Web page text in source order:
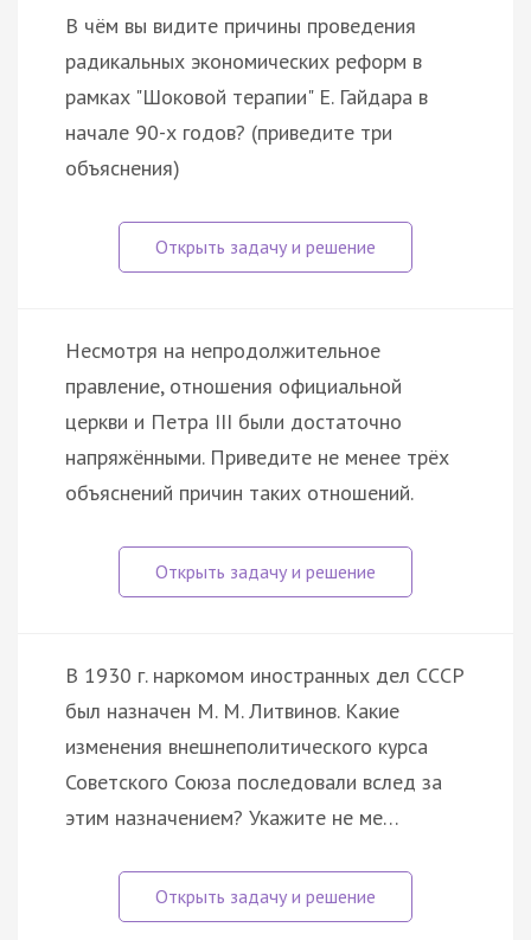
В чём вы видите причины проведения
радикальных экономических реформ в
рамках "Шоковой терапии" Е. Гайдара в
начале 90-х годов? (приведите три
объяснения)
Несмотря на непродолжительное
правление, отношения официальной
церкви и Петра III были достаточно
напряжёнными. Приведите не менее трёх
объяснений причин таких отношений.
В 1930 г. наркомом иностранных дел СССР
был назначен М. М. Литвинов. Какие
изменения внешнеполитического курса
Советского Союза последовали вслед за
этим назначением? Укажите не ме…